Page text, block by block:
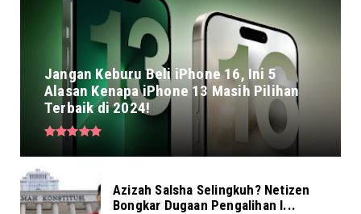
Jangan Keburu Beli iPhone 16, Ini 5
Alasan Kenapa iPhone 13 Masih Pilihan
Terbaik di 2024!
Azizah Salsha Selingkuh? Netizen
Bongkar Dugaan Pengalihan I...